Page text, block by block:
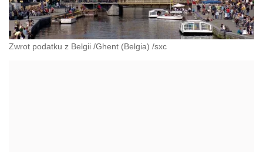
Zwrot podatku z Belgii /Ghent (Belgia) /sxc